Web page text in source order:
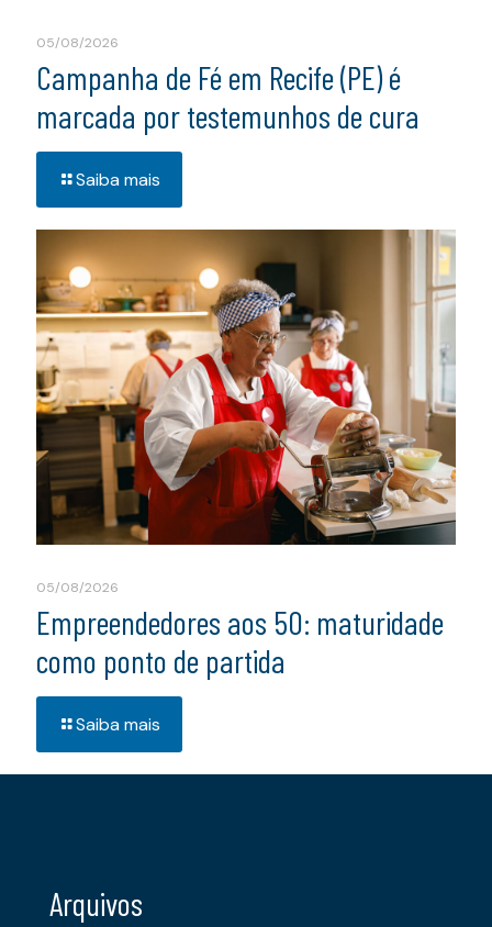
05/08/2026
Campanha de Fé em Recife (PE) é
marcada por testemunhos de cura
Saiba mais
05/08/2026
Empreendedores aos 50: maturidade
como ponto de partida
Saiba mais
Arquivos